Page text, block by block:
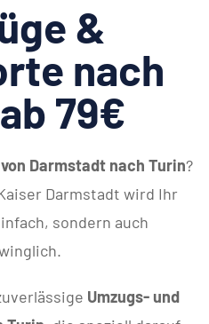
&
nach
79€
Darmstadt nach Turin?
Darmstadt wird Ihr
sondern auch
Umzugs- und